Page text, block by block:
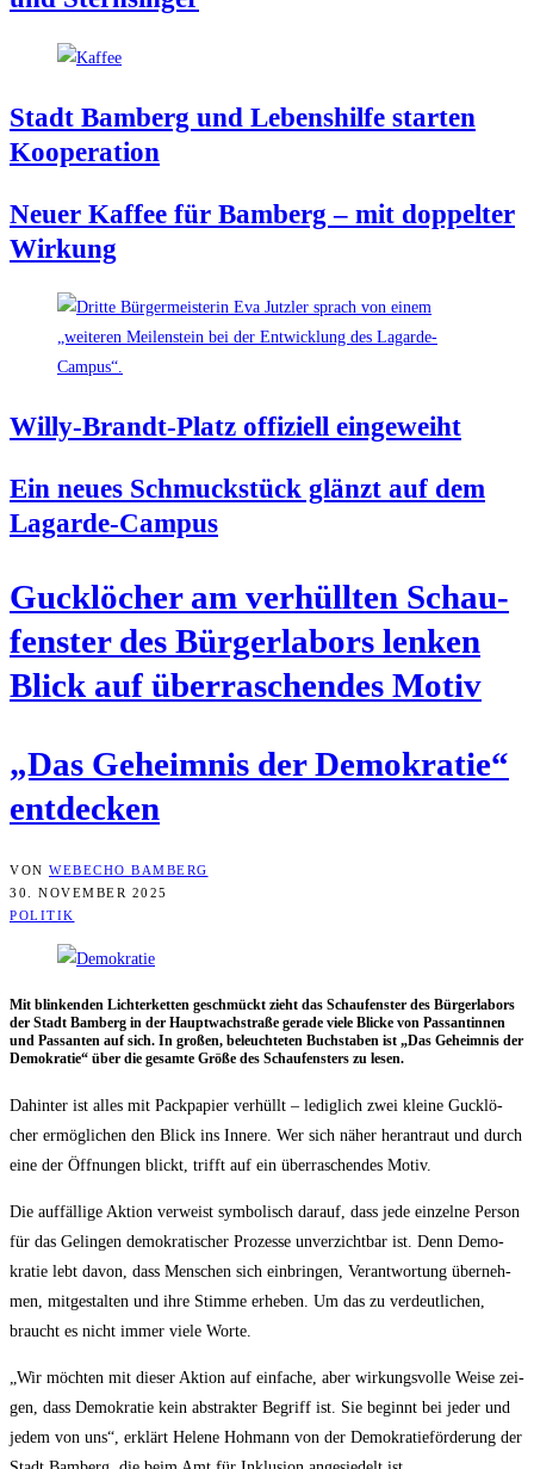
Stadt Bam­berg und Lebens­hil­fe star­ten
Kooperation
Neu­er Kaf­fee für Bam­berg – mit dop­pel­ter
Wirkung
Wil­ly-Brandt-Platz offi­zi­ell eingeweiht
Ein neu­es Schmuck­stück glänzt auf dem
Lagarde-Campus
Guck­lö­cher am ver­hüll­ten Schau­
fens­ter des Bür­ger­la­bors len­ken
Blick auf über­ra­schen­des Motiv
„Das Geheim­nis der Demo­kra­tie“
entdecken
VON WEBECHO BAMBERG
30. NOVEMBER 2025
POLITIK
Mit blin­ken­den Lich­ter­ket­ten geschmückt zieht das Schau­fens­ter des Bür­ger­la­bors
der Stadt Bam­berg in der Haupt­wach­stra­ße gera­de vie­le Bli­cke von Pas­san­tin­nen
und Pas­san­ten auf sich. In gro­ßen, beleuch­te­ten Buch­sta­ben ist „Das Geheim­nis der
Demo­kra­tie“ über die gesam­te Grö­ße des Schau­fens­ters zu lesen.
Dahin­ter ist alles mit Pack­pa­pier ver­hüllt – ledig­lich zwei klei­ne Guck­lö­
cher ermög­li­chen den Blick ins Inne­re. Wer sich näher her­an­traut und durch
eine der Öff­nun­gen blickt, trifft auf ein über­ra­schen­des Motiv.
Die auf­fäl­li­ge Akti­on ver­weist sym­bo­lisch dar­auf, dass jede ein­zel­ne Per­son
für das Gelin­gen demo­kra­ti­scher Pro­zes­se unver­zicht­bar ist. Denn Demo­
kra­tie lebt davon, dass Men­schen sich ein­brin­gen, Ver­ant­wor­tung über­neh­
men, mit­ge­stal­ten und ihre Stim­me erhe­ben. Um das zu ver­deut­li­chen,
braucht es nicht immer vie­le Worte.
„Wir möch­ten mit die­ser Akti­on auf ein­fa­che, aber wir­kungs­vol­le Wei­se zei­
gen, dass Demo­kra­tie kein abs­trak­ter Begriff ist. Sie beginnt bei jeder und
jedem von uns“, erklärt Hele­ne Hoh­mann von der Demo­kra­tie­för­de­rung der